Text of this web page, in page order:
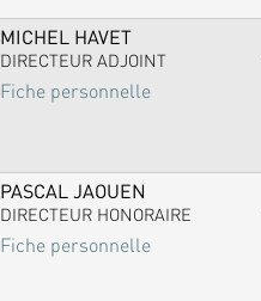
MICHEL HAVET
DIRECTEUR ADJOINT
Fiche personnelle
PASCAL JAOUEN
DIRECTEUR HONORAIRE
Fiche personnelle